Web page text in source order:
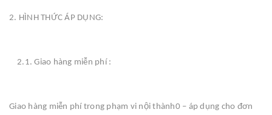
2. HÌNH THỨC ÁP DỤNG:
2.1. Giao hàng miễn phí :
Giao hàng miễn phí trong phạm vi nội thành0 – áp dụng cho đơn